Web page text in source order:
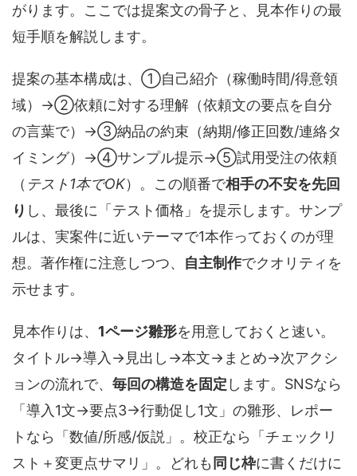
がります。ここでは提案文の骨子と、見本作りの最
短手順を解説します。
提案の基本構成は、①自己紹介（稼働時間/得意領
域）→②依頼に対する理解（依頼文の要点を自分
の言葉で）→③納品の約束（納期/修正回数/連絡タ
イミング）→④サンプル提示→⑤試用受注の依頼
（ テスト1本でOK）。この順番で相手の不安を先回
り し、最後に「テスト価格」を提示します。サンプ
ルは、実案件に近いテーマで1本作っておくのが理
想。著作権に注意しつつ、 自主制作でクオリティを
示せます。
見本作りは、 1ページ雛形を用意しておくと速い。
タイトル→導入→見出し→本文→まとめ→次アクシ
ョンの流れで、 毎回の構造を固定 します。SNSなら
「導入1文→要点3→行動促し1文」の雛形、レポー
トなら「数値/所感/仮説」。校正なら「チェックリ
スト＋変更点サマリ」。どれも同じ枠に書くだけに